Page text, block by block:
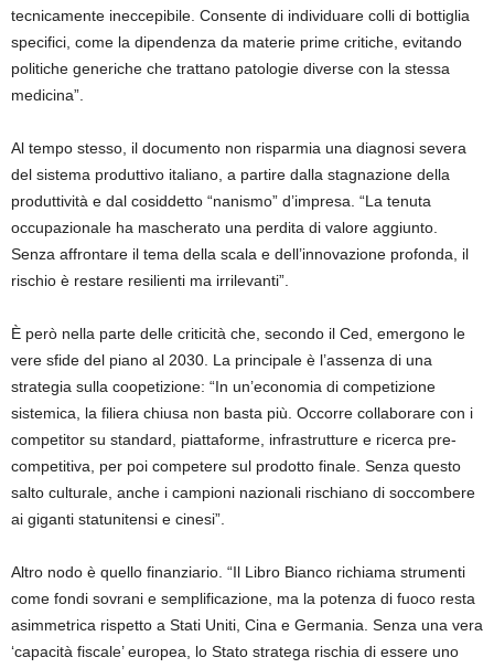
tecnicamente ineccepibile. Consente di individuare colli di bottiglia
specifici, come la dipendenza da materie prime critiche, evitando
politiche generiche che trattano patologie diverse con la stessa
medicina”.
Al tempo stesso, il documento non risparmia una diagnosi severa
del sistema produttivo italiano, a partire dalla stagnazione della
produttività e dal cosiddetto “nanismo” d’impresa. “La tenuta
occupazionale ha mascherato una perdita di valore aggiunto.
Senza affrontare il tema della scala e dell’innovazione profonda, il
rischio è restare resilienti ma irrilevanti”.
È però nella parte delle criticità che, secondo il Ced, emergono le
vere sfide del piano al 2030. La principale è l’assenza di una
strategia sulla coopetizione: “In un’economia di competizione
sistemica, la filiera chiusa non basta più. Occorre collaborare con i
competitor su standard, piattaforme, infrastrutture e ricerca pre-
competitiva, per poi competere sul prodotto finale. Senza questo
salto culturale, anche i campioni nazionali rischiano di soccombere
ai giganti statunitensi e cinesi”.
Altro nodo è quello finanziario. “Il Libro Bianco richiama strumenti
come fondi sovrani e semplificazione, ma la potenza di fuoco resta
asimmetrica rispetto a Stati Uniti, Cina e Germania. Senza una vera
‘capacità fiscale’ europea, lo Stato stratega rischia di essere uno